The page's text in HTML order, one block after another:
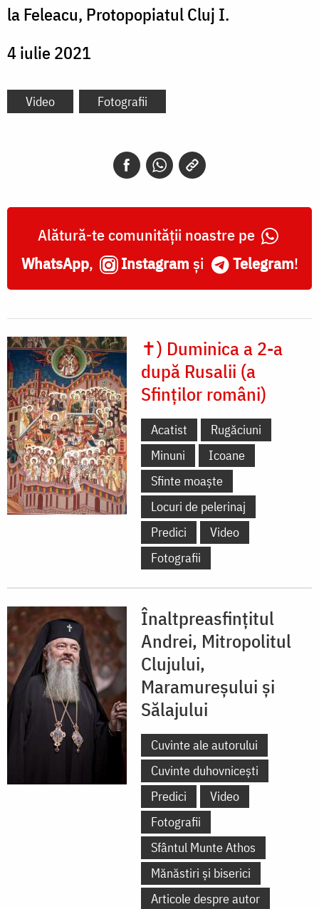
la Feleacu, Protopopiatul Cluj I.
4 iulie 2021
Video Fotografii
Alătură-te comunității noastre pe
WhatsApp, Instagram și Telegram!
✝) Duminica a 2-a
după Rusalii (a
Sfinților români)
Acatist
Rugăciuni
Minuni
Icoane
Sfinte moaște
Locuri de pelerinaj
Predici
Video
Fotografii
Înaltpreasfințitul
Andrei, Mitropolitul
Clujului,
Maramureșului și
Sălajului
Cuvinte ale autorului
Cuvinte duhovnicești
Predici
Video
Fotografii
Sfântul Munte Athos
Mănăstiri și biserici
Articole despre autor